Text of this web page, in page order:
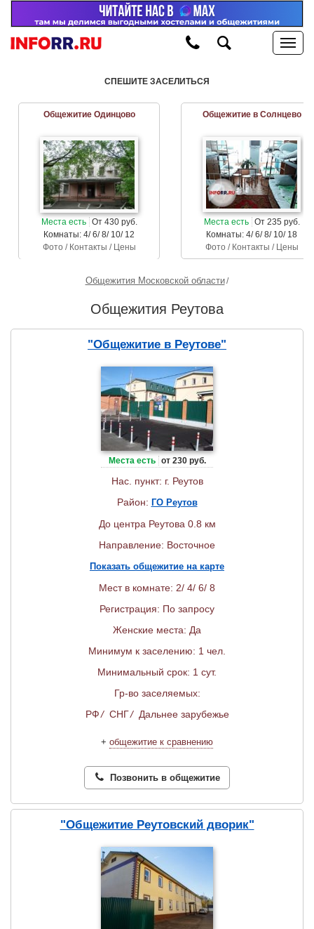
СПЕШИТЕ ЗАСЕЛИТЬСЯ
Общежитие Одинцово
Места есть От 430 руб.
Комнаты: 4/ 6/ 8/ 10/ 12
Фото / Контакты / Цены
Общежитие в Солнцево
Места есть От 235 руб.
Комнаты: 4/ 6/ 8/ 10/ 18
Фото / Контакты / Цены
Общежития Московской области
Общежития Реутова
"Общежитие в Реутове"
Места есть от 230 руб.
Нас. пункт: г. Реутов
Район: ГО Реутов
До центра Реутова 0.8 км
Направление: Восточное
Показать общежитие на карте
Мест в комнате: 2/ 4/ 6/ 8
Регистрация: По запросу
Женские места: Да
Минимум к заселению: 1 чел.
Минимальный срок: 1 сут.
Гр-во заселяемых:
РФ/ СНГ/ Дальнее зарубежье
+ общежитие к сравнению
Позвонить в общежитие
"Общежитие Реутовский дворик"